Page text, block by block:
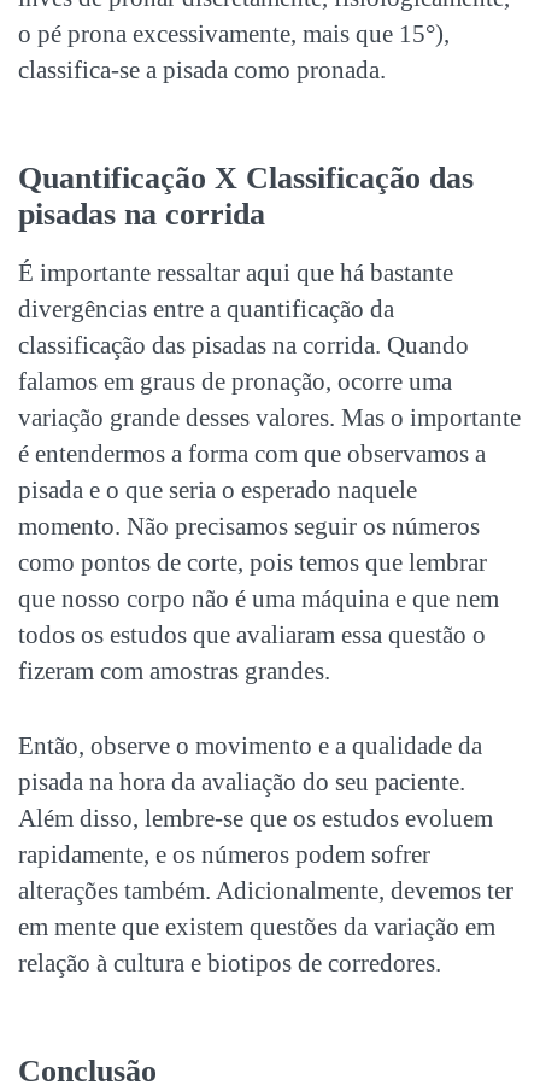
o pé prona excessivamente, mais que 15°),
classifica-se a pisada como pronada.
Quantificação X Classificação das
pisadas na corrida
É importante ressaltar aqui que há bastante
divergências entre a quantificação da
classificação das pisadas na corrida. Quando
falamos em graus de pronação, ocorre uma
variação grande desses valores. Mas o importante
é entendermos a forma com que observamos a
pisada e o que seria o esperado naquele
momento. Não precisamos seguir os números
como pontos de corte, pois temos que lembrar
que nosso corpo não é uma máquina e que nem
todos os estudos que avaliaram essa questão o
fizeram com amostras grandes.
Então, observe o movimento e a qualidade da
pisada na hora da avaliação do seu paciente.
Além disso, lembre-se que os estudos evoluem
rapidamente, e os números podem sofrer
alterações também. Adicionalmente, devemos ter
em mente que existem questões da variação em
relação à cultura e biotipos de corredores.
Conclusão